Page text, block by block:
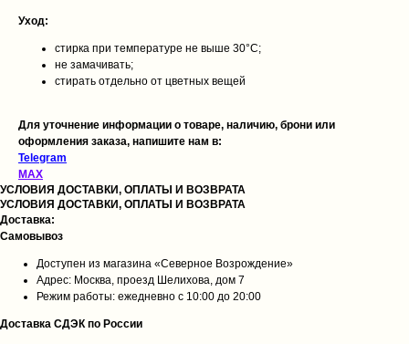
Уход:
стирка при температуре не выше 30°C;
не замачивать;
стирать отдельно от цветных вещей
Для уточнение информации о товаре, наличию, брони или
оформления заказа, напишите нам в:
Telegram
MAX
УСЛОВИЯ ДОСТАВКИ, ОПЛАТЫ И ВОЗВРАТА
УСЛОВИЯ ДОСТАВКИ, ОПЛАТЫ И ВОЗВРАТА
Доставка:
Самовывоз
Доступен из магазина «Северное Возрождение»
Адрес: Москва, проезд Шелихова, дом 7
Режим работы: ежедневно с 10:00 до 20:00
Доставка СДЭК по России